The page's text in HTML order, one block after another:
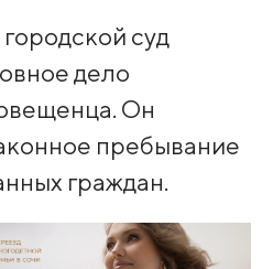
суд
дело
Он
пребывание
граждан.